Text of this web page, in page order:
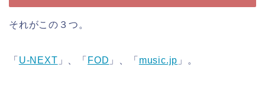
それがこの３つ。
「 U-NEXT 」、「 FOD 」、「 music.jp 」。